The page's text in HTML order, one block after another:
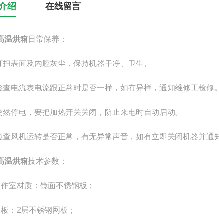
绍 在线留言
温烘箱日常保养：
扫表面及内腔灰尘，保持机器干净、卫生。
查电流表电流跟正常时是否一样，如有异样，通知维修工检修。
然停电，要把加热开关关闭，防止来电时自动启动。
查风机运转是否正常，有无异常声音，如有立即关闭机器并通
温烘箱技术参数：
室材质：镜面不锈钢板；
：2层不锈钢网板；